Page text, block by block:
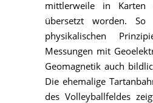
mittlerweile in Karten
übersetzt worden.
physikalischen
Messungen mit
Geomagnetik auch
Die ehemalige
des Volleyballfeldes